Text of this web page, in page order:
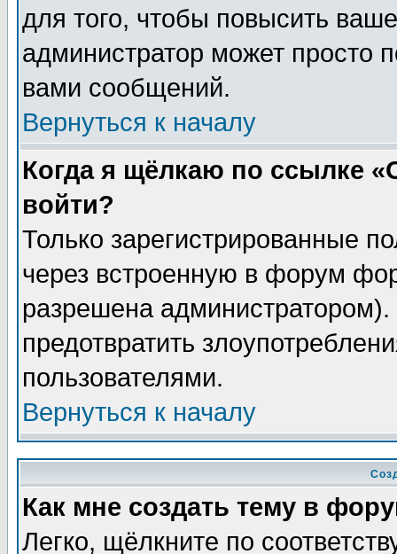
для того, чтобы повысить
администратор может просто
вами сообщений.
Вернуться к началу
Когда я щёлкаю по ссылке
войти?
Только зарегистрированные
через встроенную в форум
разрешена
предотвратить
пользователями.
Вернуться к началу
Как мне создать тему в
Легко, щёлкните по